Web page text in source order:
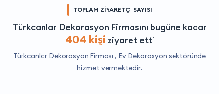
TOPLAM ZİYARETÇİ SAYISI
Türkcanlar Dekorasyon Firmasını bugüne kadar
404 kişi ziyaret etti
Türkcanlar Dekorasyon Firması , Ev Dekorasyon sektöründe
hizmet vermektedir.